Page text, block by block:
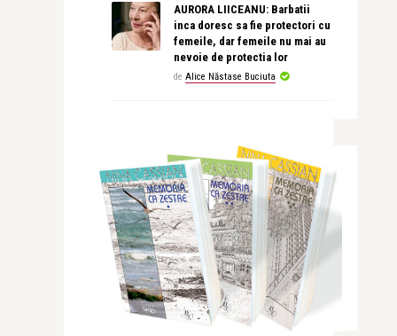
AURORA LIICEANU: Barbatii
inca doresc sa fie protectori cu
femeile, dar femeile nu mai au
nevoie de protectia lor
de Alice Năstase Buciuta